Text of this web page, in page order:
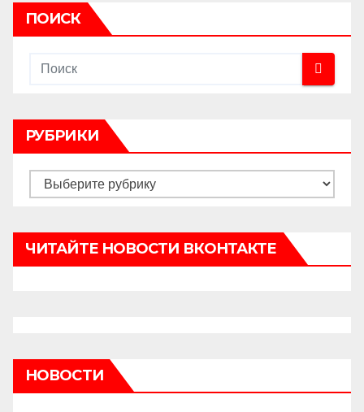
ПОИСК
РУБРИКИ
Рубрики
ЧИТАЙТЕ НОВОСТИ ВКОНТАКТЕ
НОВОСТИ